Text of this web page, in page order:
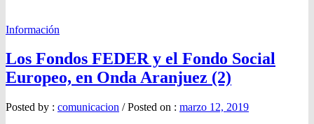
Información
Los Fondos FEDER y el Fondo Social
Europeo, en Onda Aranjuez (2)
Posted by : comunicacion / Posted on : marzo 12, 2019